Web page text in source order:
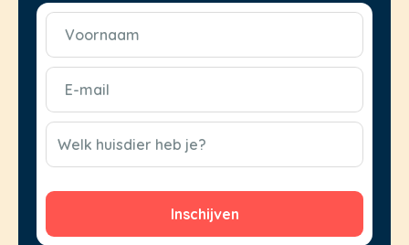
Voornaam
(Vereist)
E-
mail
(Vereist)
CAPTCHA
Welk huisdier heb je?